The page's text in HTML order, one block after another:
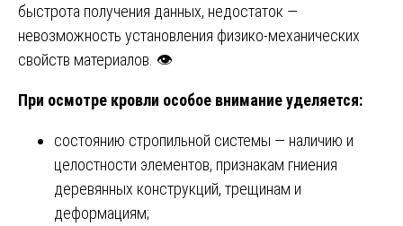
быстрота получения данных, недостаток —
невозможность установления физико-механических
свойств материалов. 👁️
При осмотре кровли особое внимание уделяется:
состоянию стропильной системы — наличию и
целостности элементов, признакам гниения
деревянных конструкций, трещинам и
деформациям;